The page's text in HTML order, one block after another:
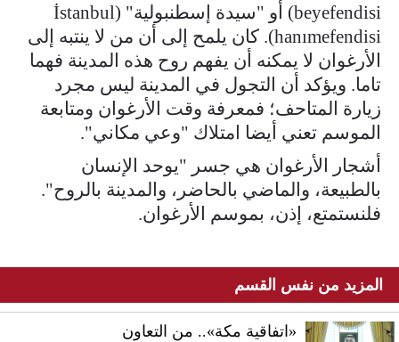
beyefendisi) أو "سيدة إسطنبولية" (İstanbul
hanımefendisi). كان يلمح إلى أن من لا ينتبه إلى
الأرغوان لا يمكنه أن يفهم روح هذه المدينة فهما
تاما. ويؤكد أن التجول في المدينة ليس مجرد
زيارة المتاحف؛ فمعرفة وقت الأرغوان ومتابعة
الموسم تعني أيضا امتلاك "وعي مكاني".
أشجار الأرغوان هي جسر "يوحد الإنسان
بالطبيعة، والماضي بالحاضر، والمدينة بالروح".
فلنستمتع، إذن، بموسم الأرغوان.
المزيد من نفس القسم
«اتفاقية مكة».. من التعاون